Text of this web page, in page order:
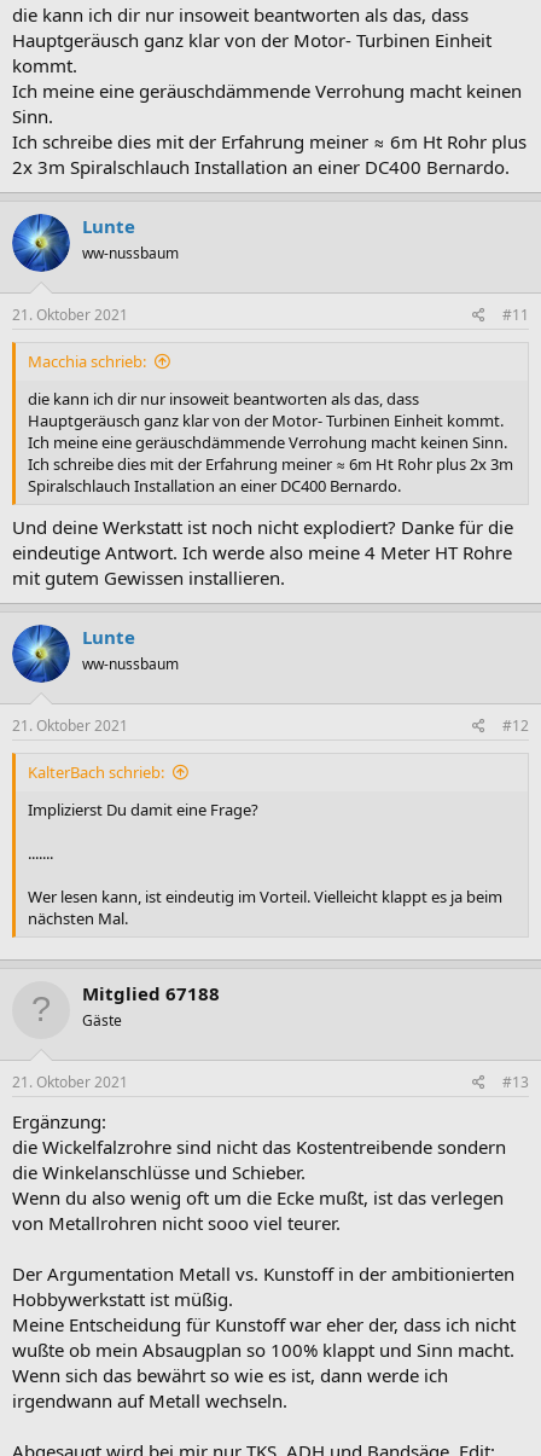
die kann ich dir nur insoweit beantworten als das, dass
Hauptgeräusch ganz klar von der Motor- Turbinen Einheit
kommt.
Ich meine eine geräuschdämmende Verrohung macht keinen
Sinn.
Ich schreibe dies mit der Erfahrung meiner ≈ 6m Ht Rohr plus
2x 3m Spiralschlauch Installation an einer DC400 Bernardo.
Lunte
ww-nussbaum
21. Oktober 2021 #11
Macchia schrieb:
die kann ich dir nur insoweit beantworten als das, dass
Hauptgeräusch ganz klar von der Motor- Turbinen Einheit kommt.
Ich meine eine geräuschdämmende Verrohung macht keinen Sinn.
Ich schreibe dies mit der Erfahrung meiner ≈ 6m Ht Rohr plus 2x 3m
Spiralschlauch Installation an einer DC400 Bernardo.
Und deine Werkstatt ist noch nicht explodiert? Danke für die
eindeutige Antwort. Ich werde also meine 4 Meter HT Rohre
mit gutem Gewissen installieren.
Lunte
ww-nussbaum
21. Oktober 2021 #12
KalterBach schrieb:
Implizierst Du damit eine Frage?
.......
Wer lesen kann, ist eindeutig im Vorteil. Vielleicht klappt es ja beim
nächsten Mal.
Mitglied 67188
Gäste
21. Oktober 2021 #13
Ergänzung:
die Wickelfalzrohre sind nicht das Kostentreibende sondern
die Winkelanschlüsse und Schieber.
Wenn du also wenig oft um die Ecke mußt, ist das verlegen
von Metallrohren nicht sooo viel teurer.
Der Argumentation Metall vs. Kunstoff in der ambitionierten
Hobbywerkstatt ist müßig.
Meine Entscheidung für Kunstoff war eher der, dass ich nicht
wußte ob mein Absaugplan so 100% klappt und Sinn macht.
Wenn sich das bewährt so wie es ist, dann werde ich
irgendwann auf Metall wechseln.
Abgesaugt wird bei mir nur TKS, ADH und Bandsäge. Edit: